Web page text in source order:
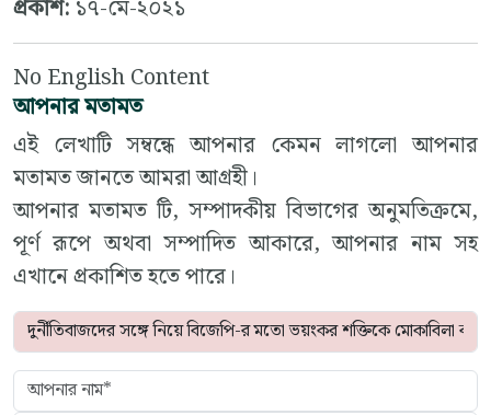
প্রকাশ: ১৭-মে-২০২১
No English Content
আপনার মতামত
এই লেখাটি সম্বন্ধে আপনার কেমন লাগলো আপনার
মতামত জানতে আমরা আগ্রহী।
আপনার মতামত টি, সম্পাদকীয় বিভাগের অনুমতিক্রমে,
পূর্ণ রূপে অথবা সম্পাদিত আকারে, আপনার নাম সহ
এখানে প্রকাশিত হতে পারে।